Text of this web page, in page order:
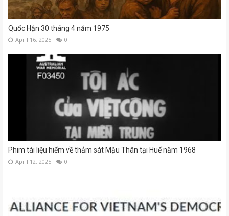
Quốc Hận 30 tháng 4 năm 1975
April 16, 2025 0
Phim tài liệu hiếm về thảm sát Mậu Thân tại Huế năm 1968
April 12, 2025 0